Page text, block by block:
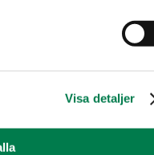
Visa detaljer
1:16